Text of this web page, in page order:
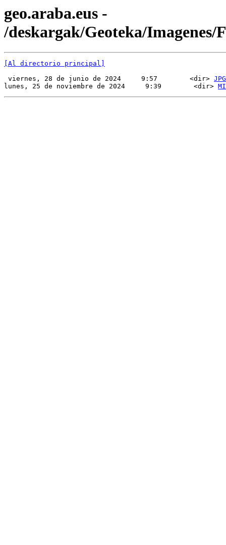
geo.araba.eus -
/deskargak/Geoteka/Imagenes/
[Al directorio principal]
viernes, 28 de junio de 2024     9:57        <dir> JPG
lunes, 25 de noviembre de 2024     9:39        <dir>